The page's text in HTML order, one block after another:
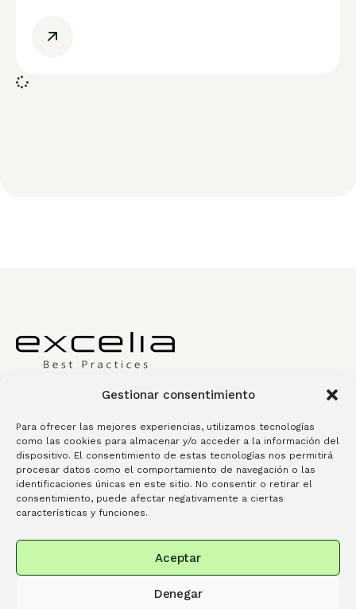
Gestionar consentimiento
Para ofrecer las mejores experiencias, utilizamos tecnologías
como las cookies para almacenar y/o acceder a la información del
dispositivo. El consentimiento de estas tecnologías nos permitirá
procesar datos como el comportamiento de navegación o las
identificaciones únicas en este sitio. No consentir o retirar el
consentimiento, puede afectar negativamente a ciertas
características y funciones.
Aceptar
Denegar
¿Estás listo para
tomar el
Habla con un especialista
Excelia Best Practices
Servicios
Contacta
Portuguese